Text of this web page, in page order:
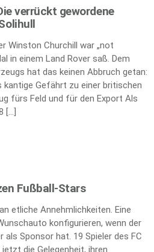
verrückt gewordene
Winston Churchill war „not
in einem Land Rover saß. Dem
hat das keinen Abbruch getan:
Gefährt zu einer britischen
fürs Feld und für den Export Als
[…]
Fußball-Stars
etliche Annehmlichkeiten. Eine
konfigurieren, wenn der
als Sponsor hat. 19 Spieler des FC
die Gelegenheit, ihren